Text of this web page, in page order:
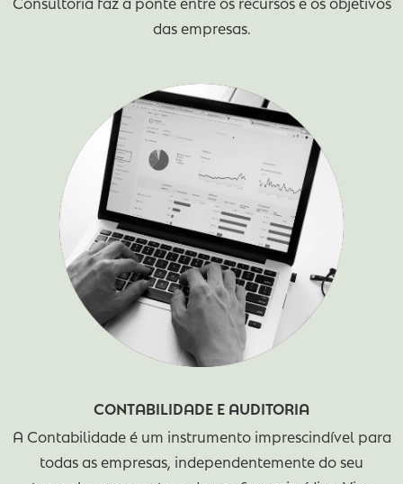
CONSULTORIA FINANCEIRA E FISCAL
O serviço de Consultoria Financeira e Fiscal visa
os nossos clientes numa sociedade em
mutação e responder aos desafios que esta
coloca, procurando soluções económica e
eficientes para as necessidades dos seus
Consultoria faz a ponte entre os recursos e os
das empresas.